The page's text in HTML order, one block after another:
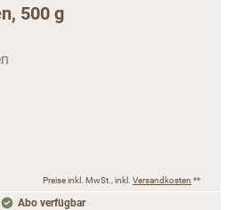
500 g
Preise inkl. MwSt., inkl. Versandkosten **
Abo verfügbar